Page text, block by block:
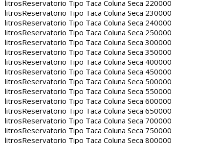
litrosReservatorio Tipo Taca Coluna Seca 220000
litrosReservatorio Tipo Taca Coluna Seca 230000
litrosReservatorio Tipo Taca Coluna Seca 240000
litrosReservatorio Tipo Taca Coluna Seca 250000
litrosReservatorio Tipo Taca Coluna Seca 300000
litrosReservatorio Tipo Taca Coluna Seca 350000
litrosReservatorio Tipo Taca Coluna Seca 400000
litrosReservatorio Tipo Taca Coluna Seca 450000
litrosReservatorio Tipo Taca Coluna Seca 500000
litrosReservatorio Tipo Taca Coluna Seca 550000
litrosReservatorio Tipo Taca Coluna Seca 600000
litrosReservatorio Tipo Taca Coluna Seca 650000
litrosReservatorio Tipo Taca Coluna Seca 700000
litrosReservatorio Tipo Taca Coluna Seca 750000
litrosReservatorio Tipo Taca Coluna Seca 800000